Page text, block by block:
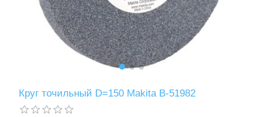
Круг точильный D=150 Makita B-51982